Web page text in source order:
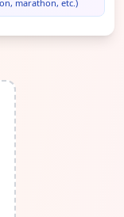
marathon, etc.)